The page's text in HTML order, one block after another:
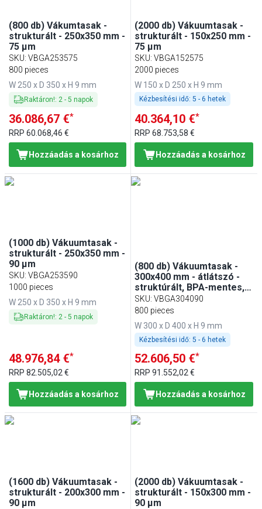
(800 db) Vákumtasak -
strukturált - 250x350 mm -
75 µm
SKU: VBGA253575
800 pieces
W 250 x D 350 x H 9 mm
Raktáron!: 2- 5 napok
36.086,67 €*
RRP 60.068,46 €
Hozzáadás a kosárhoz
(2000 db) Vákuumtasak -
strukturált - 150x250 mm -
75 µm
SKU:VBGA152575
2000 pieces
W 150 x D 250 x H 9 mm
Kézbesítési idő: 5 - 6 hetek
40.364,10 €*
RRP68.753,58 €
Hozzáadás a kosárhoz
(1000 db) Vákuumtasak -
strukturált - 250x350 mm -
90 µm
SKU: VBGA253590
1000 pieces
W 250 x D 350 x H 9 mm
Raktáron!: 2- 5 napok
48.976,84 €*
RRP 82.505,02 €
Hozzáadás a kosárhoz
(800 db) Vákuumtasak -
300x400 mm - átlátszó -
struktúrált, BPA-mentes,
sous-vide kompatibilis - 90
µm
SKU:VBGA304090
800 pieces
W 300 x D 400 x H 9 mm
Kézbesítési idő: 5 - 6 hetek
52.606,50 €*
RRP91.552,02 €
Hozzáadás a kosárhoz
(1600 db) Vákuumtasak -
strukturált - 200x300 mm -
90 µm
(2000 db) Vákuumtasak -
strukturált - 150x300 mm -
90 µm